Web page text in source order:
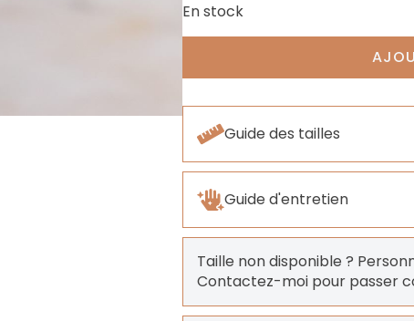
En stock
Guide des tailles
Guide d'entretien
Taille non disponible ?
Contactez-moi pour passer